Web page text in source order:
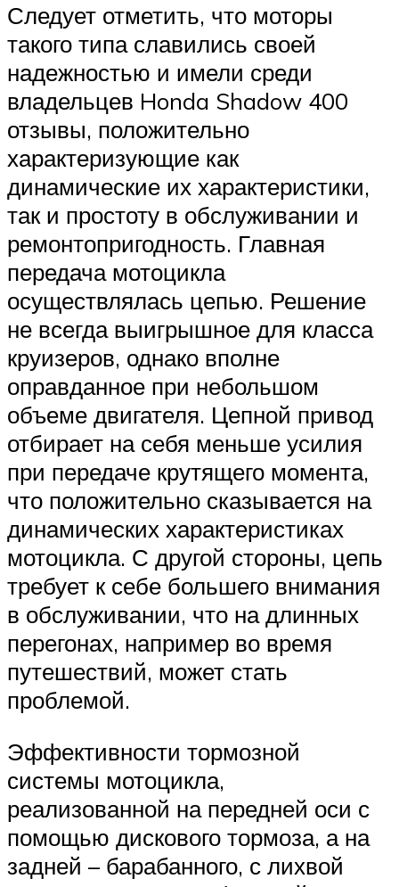
Следует отметить, что моторы
такого типа славились своей
надежностью и имели среди
владельцев Honda Shadow 400
отзывы, положительно
характеризующие как
динамические их характеристики,
так и простоту в обслуживании и
ремонтопригодность. Главная
передача мотоцикла
осуществлялась цепью. Решение
не всегда выигрышное для класса
круизеров, однако вполне
оправданное при небольшом
объеме двигателя. Цепной привод
отбирает на себя меньше усилия
при передаче крутящего момента,
что положительно сказывается на
динамических характеристиках
мотоцикла. С другой стороны, цепь
требует к себе большего внимания
в обслуживании, что на длинных
перегонах, например во время
путешествий, может стать
проблемой.
Эффективности тормозной
системы мотоцикла,
реализованной на передней оси с
помощью дискового тормоза, а на
задней – барабанного, с лихвой